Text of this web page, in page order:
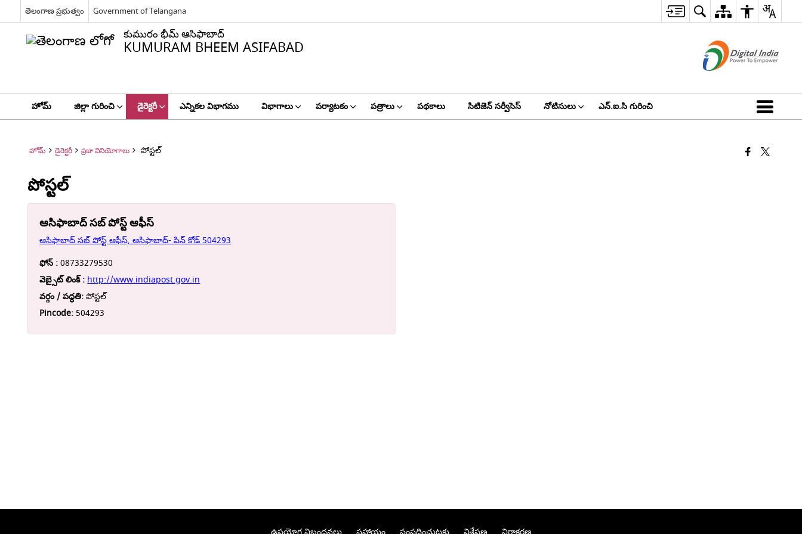
తెలంగాణ ప్రభుత్వం Government of Telangana
కుమురం భీమ్ ఆసిఫాబాద్
KUMURAM BHEEM ASIFABAD
హోమ్ జిల్లా గురించి డైరెక్టరీ ఎన్నికల విభాగము విభాగాలు పర్యాటకం పత్రాలు పథకాలు సిటిజెన్ సర్వీసెస్ నోటిసులు ఎన్.ఐ.సి గురించి
హోమ్ డైరెక్టరీ ప్రజా వినియోగాలు పోస్టల్
పోస్టల్
ఆసిఫాబాద్ సబ్ ​​పోస్ట్ ఆఫీస్
ఆసిఫాబాద్ సబ్ ​​పోస్ట్ ఆఫీస్, ఆసిఫాబాద్- పిన్ కోడ్ 504293
ఫోన్ :08733279530
వెబ్సైట్ లింక్ : http://www.indiapost.gov.in
వర్గం / పద్ధతి:పోస్టల్
Pincode: 504293